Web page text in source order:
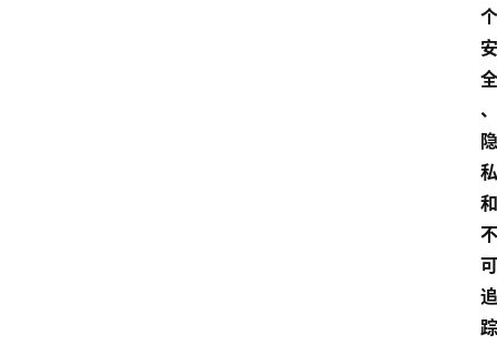
个
安
全
、
隐
私
和
不
可
追
踪